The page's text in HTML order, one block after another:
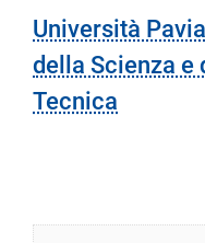
Università
della Scienza e
Tecnica